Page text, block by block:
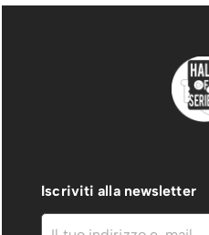
Iscriviti alla newsletter